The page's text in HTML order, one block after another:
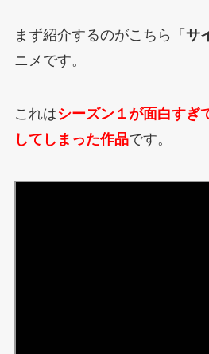
まず紹介するのがこちら「 サ
ニメです。
これはシーズン１が面白すぎ
してしまった作品です。